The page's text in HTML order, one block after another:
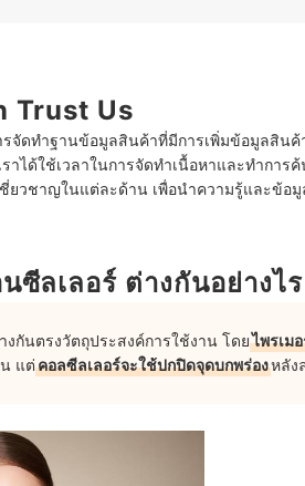
อร์ให้เหมาะกับโทนสีผิวด้วย โดยส่วนใหญ่โทนเหลืองจะ
รนด์แนะนำ ปกปิดดี
ไหม
ลอร์
Trust Us
รจัดทำฐานข้อมูลสินค้าที่มีการเพิ่มข้อมูลสินค้
าได้ใช้เวลาในการจัดทำเนื้อหาและทำกา
ยวชาญในแต่ละด้าน เพื่อนำความรู้และข้อ
ซีลเลอร์ ต่างกันอย่างไ
งกันตรงวัตถุประสงค์การใช้งาน โดยไพรเม
แต่คอลซีลเลอร์จะใช้ปกปิดจุดบกพร่องหลัง